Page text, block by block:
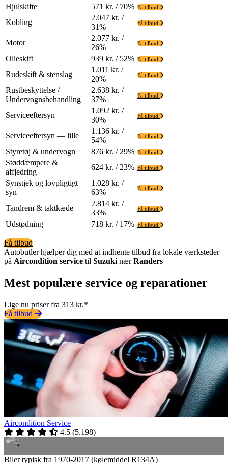
Hjulskifte 571 kr. / 70% Få tilbud
Kobling
2.047 kr. /
31%
Få tilbud
Motor
2.077 kr. /
26%
Få tilbud
Olieskift 939 kr. / 52% Få tilbud
Rudeskift & stenslag
1.011 kr. /
20%
Få tilbud
Rustbeskyttelse /
Undervognsbehandling
2.638 kr. /
37%
Få tilbud
Serviceeftersyn
1.092 kr. /
30%
Få tilbud
Serviceeftersyn — lille
1.136 kr. /
54%
Få tilbud
Styretøj & undervogn 876 kr. / 29% Få tilbud
Støddæmpere &
affjedring
624 kr. / 23% Få tilbud
Synstjek og lovpligtigt
syn
1.028 kr. /
63%
Få tilbud
Tandrem & taktkæde
2.814 kr. /
33%
Få tilbud
Udstødning 718 kr. / 17% Få tilbud
Få tilbud
Autobutler hjælper dig med at indhente tilbud fra lokale værksteder
på Aircondition service til Suzuki nærRanders
Mest populære service og reparationer
Lige nu priser fra 313 kr.*
Få tilbud
Aircondition Service
4.5 (5.198)
Biler typisk fra 1970-2017 (kølemiddel R134A)